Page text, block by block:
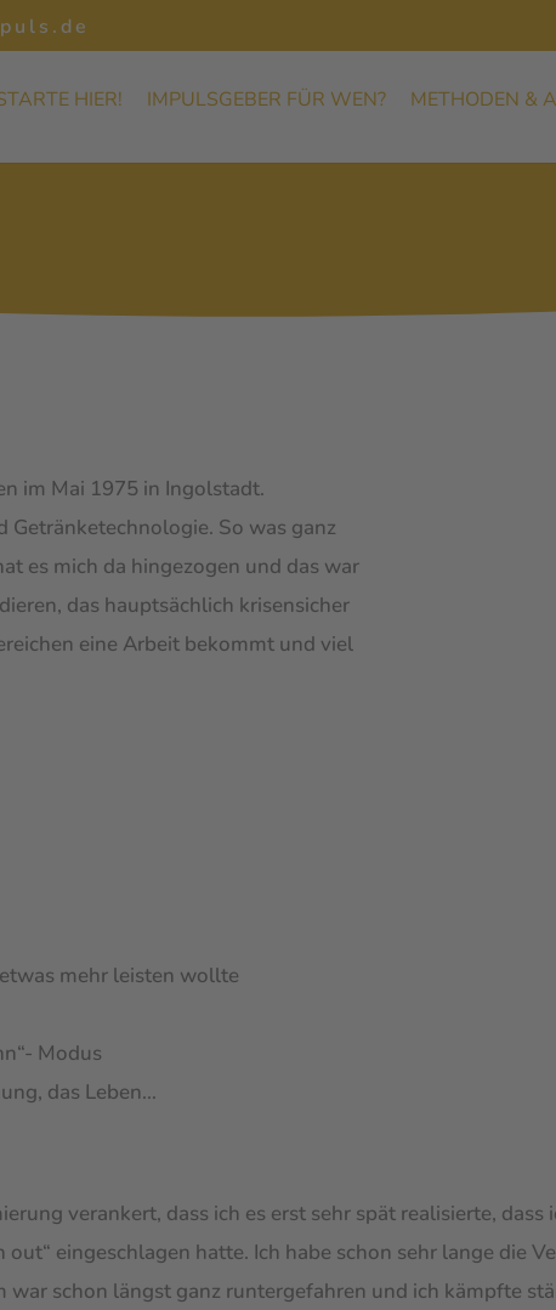
HIER! IMPULSGEBER FÜR WEN? METHODEN &
im Mai 1975 in Ingolstadt.
Getränketechnologie. So was ganz
es mich da hingezogen und das war
das hauptsächlich krisensicher
eine Arbeit bekommt und viel
mehr leisten wollte
Modus
das Leben…
verankert, dass ich es erst sehr spät realisierte, dass
eingeschlagen hatte. Ich habe schon sehr lange die
war schon längst ganz runtergefahren und ich kämpfte